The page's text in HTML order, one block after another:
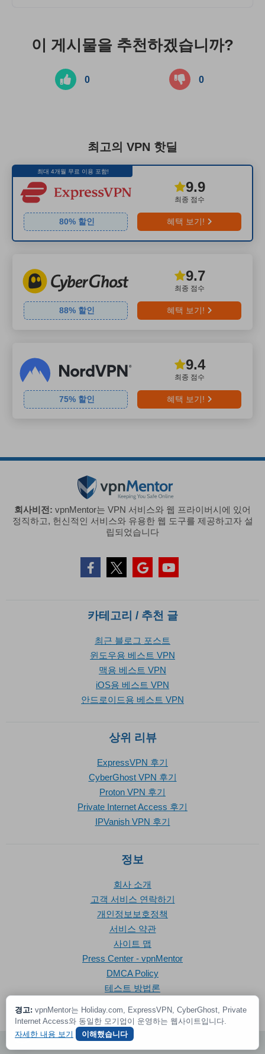
이 게시물을 추천하겠습니까?
0 0
최고의 VPN 핫딜
최대 4개월 무료 이용 포함!
최종 점수
9.9
80% 할인 혜택 보기!
최종 점수
9.7
88% 할인 혜택 보기!
최종 점수
9.4
75% 할인 혜택 보기!
회사비전: vpnMentor는 VPN 서비스와 웹 프라이버시에 있어
정직하고, 헌신적인 서비스와 유용한 웹 도구를 제공하고자 설
립되었습니다
카테고리 / 추천 글
최근 블로그 포스트
윈도우용 베스트 VPN
맥용 베스트 VPN
iOS용 베스트 VPN
안드로이드용 베스트 VPN
상위 리뷰
ExpressVPN 후기
CyberGhost VPN 후기
Proton VPN 후기
Private Internet Access 후기
IPVanish VPN 후기
정보
회사 소개
고객 서비스 연락하기
개인정보보호정책
서비스 약관
사이트 맵
Press Center - vpnMentor
DMCA Policy
테스트 방법론
© 2026 vpnMentor | 모든 권리 보유
경고: vpnMentor는 Holiday.com, ExpressVPN, CyberGhost, Private
Internet Access와 동일한 모기업이 운영하는 웹사이트입니다.
자세한 내용 보기
이해했습니다